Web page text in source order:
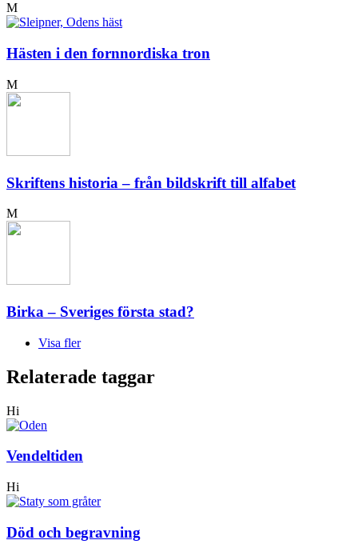
M
Hästen i den fornnordiska tron
M
Skriftens historia – från bildskrift till alfabet
M
Birka – Sveriges första stad?
Visa fler
Relaterade taggar
Hi
Vendeltiden
Hi
Död och begravning